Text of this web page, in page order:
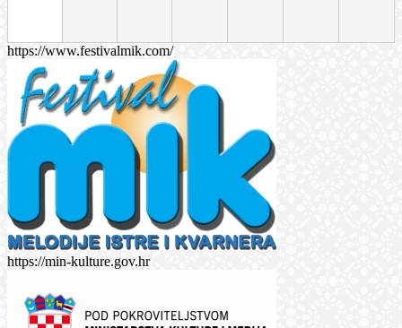
https://www.festivalmik.com/
https://min-kulture.gov.hr